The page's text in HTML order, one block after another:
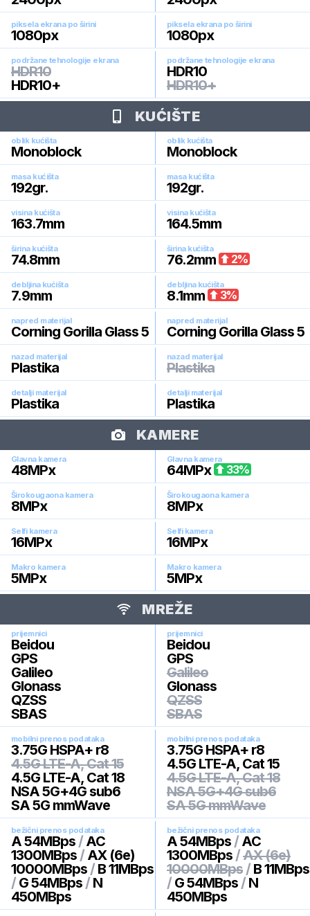
piksela ekrana po širini
1080px
piksela ekrana po širini
1080px
podržane tehnologije ekrana
HDR10
HDR10+
podržane tehnologije ekrana
HDR10
HDR10+
KUĆIŠTE
oblik kućišta
Monoblock
oblik kućišta
Monoblock
masa kućišta
192gr.
masa kućišta
192gr.
visina kućišta
163.7mm
visina kućišta
164.5mm
širina kućišta
74.8mm
širina kućišta
76.2mm 2%
debljina kućišta
7.9mm
debljina kućišta
8.1mm 3%
napred materijal
Corning Gorilla Glass 5
napred materijal
Corning Gorilla Glass 5
nazad materijal
Plastika
nazad materijal
Plastika
detalji materijal
Plastika
detalji materijal
Plastika
KAMERE
Glavna kamera
48MPx
Glavna kamera
64MPx 33%
Širokougaona kamera
8MPx
Širokougaona kamera
8MPx
Selfi kamera
16MPx
Selfi kamera
16MPx
Makro kamera
5MPx
Makro kamera
5MPx
MREŽE
prijemnici
Beidou
GPS
Galileo
Glonass
QZSS
SBAS
prijemnici
Beidou
GPS
Galileo
Glonass
QZSS
SBAS
mobilni prenos podataka
3.75G HSPA+ r8
4.5G LTE-A, Cat 15
4.5G LTE-A, Cat 18
NSA 5G+4G sub6
SA 5G mmWave
mobilni prenos podataka
3.75G HSPA+ r8
4.5G LTE-A, Cat 15
4.5G LTE-A, Cat 18
NSA 5G+4G sub6
SA 5G mmWave
bežični prenos podataka
A 54MBps / AC
1300MBps / AX (6e)
10000MBps / B 11MBps
/ G 54MBps / N
450MBps
bežični prenos podataka
A 54MBps / AC
1300MBps /AX (6e)
10000MBps / B 11MBps
/ G 54MBps / N
450MBps